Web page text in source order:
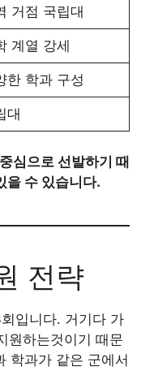
거점 국립대
계열 강세
한 학과 구성
대
심으로 선발하기 때
을 수 있습니다.
전략
입니다. 거기다 가
원하는것이기 때문
학과가 같은 군에서